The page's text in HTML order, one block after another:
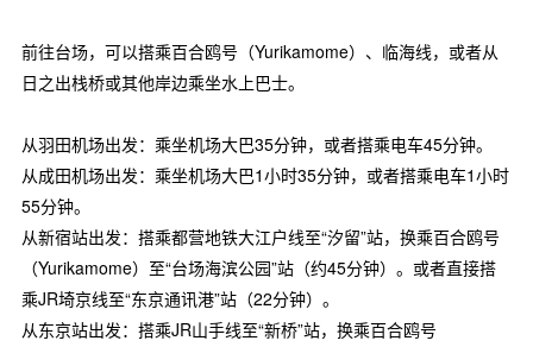
前往台场，可以搭乘百合鸥号（Yurikamome）、临海线，或者从
日之出栈桥或其他岸边乘坐水上巴士。
从羽田机场出发：乘坐机场大巴35分钟，或者搭乘电车45分钟。
从成田机场出发：乘坐机场大巴1小时35分钟，或者搭乘电车1小时
55分钟。
从新宿站出发：搭乘都营地铁大江户线至“汐留”站，换乘百合鸥号
（Yurikamome）至“台场海滨公园”站（约45分钟）。或者直接搭
乘JR埼京线至“东京通讯港”站（22分钟）。
从东京站出发：搭乘JR山手线至“新桥”站，换乘百合鸥号